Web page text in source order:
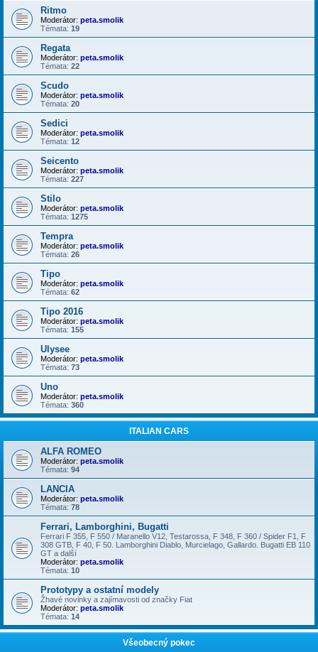
Ritmo
Moderátor: peta.smolik
Témata: 19
Regata
Moderátor: peta.smolik
Témata: 22
Scudo
Moderátor: peta.smolik
Témata: 20
Sedici
Moderátor: peta.smolik
Témata: 12
Seicento
Moderátor: peta.smolik
Témata: 227
Stilo
Moderátor: peta.smolik
Témata: 1275
Tempra
Moderátor: peta.smolik
Témata: 26
Tipo
Moderátor: peta.smolik
Témata: 62
Tipo 2016
Moderátor: peta.smolik
Témata: 155
Ulysee
Moderátor: peta.smolik
Témata: 73
Uno
Moderátor: peta.smolik
Témata: 360
ITALIAN CARS
ALFA ROMEO
Moderátor: peta.smolik
Témata: 94
LANCIA
Moderátor: peta.smolik
Témata: 78
Ferrari, Lamborghini, Bugatti
Ferrari F 355, F 550 / Maranello V12, Testarossa, F 348, F 360 / Spider F1, F
308 GTB, F 40, F 50. Lamborghini Diablo, Murcielago, Gallardo. Bugatti EB 110
GT a další
Moderátor: peta.smolik
Témata: 10
Prototypy a ostatní modely
Žhavé novinky a zajímavosti od značky Fiat
Moderátor: peta.smolik
Témata: 14
Všeobecný pokec